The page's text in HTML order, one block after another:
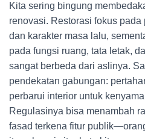
Kita sering bingung
renovasi. Restorasi fokus
dan karakter masa lalu,
pada fungsi ruang, tata letak,
sangat berbeda dari aslinya.
pendekatan gabungan:
perbarui interior untuk
Regulasinya bisa menambah
fasad terkena fitur